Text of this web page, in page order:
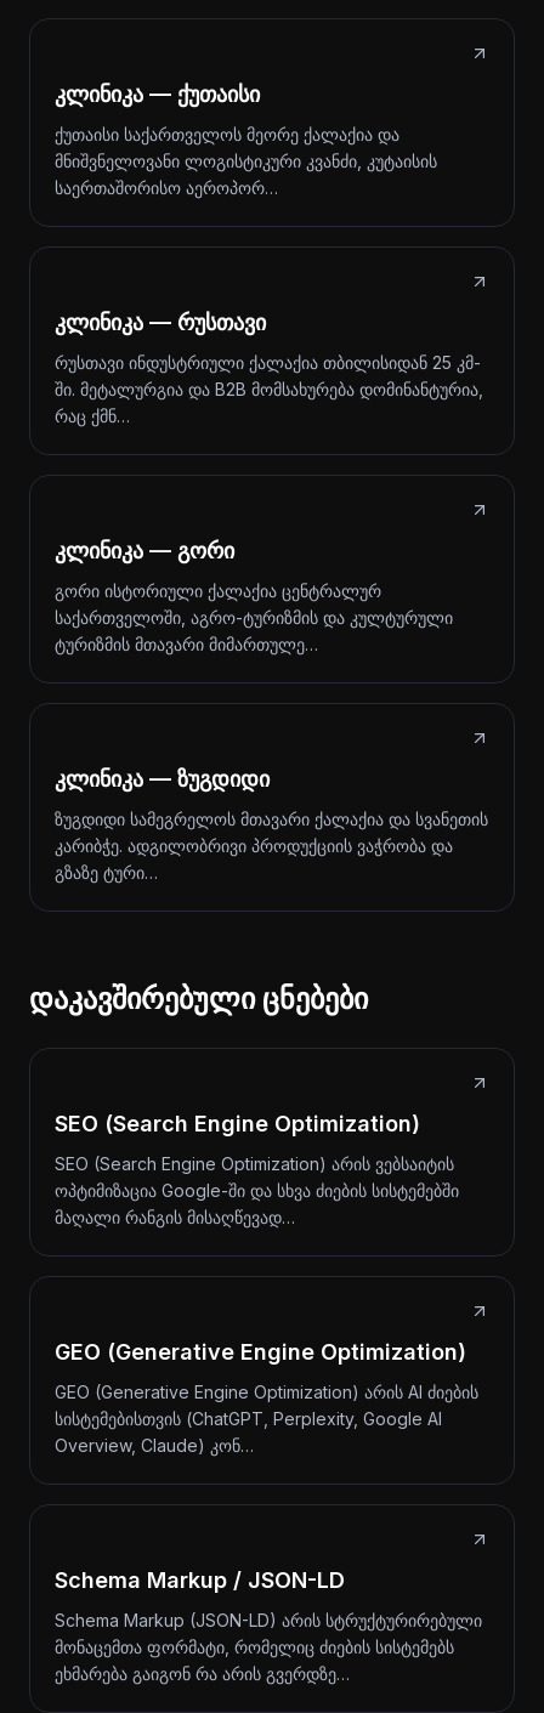
კლინიკა — ქუთაისი
ქუთაისი საქართველოს მეორე ქალაქია და
მნიშვნელოვანი ლოგისტიკური კვანძი, კუტაისის
საერთაშორისო აეროპორ…
კლინიკა — რუსთავი
რუსთავი ინდუსტრიული ქალაქია თბილისიდან 25 კმ-
ში. მეტალურგია და B2B მომსახურება დომინანტურია,
რაც ქმნ…
კლინიკა — გორი
გორი ისტორიული ქალაქია ცენტრალურ
საქართველოში, აგრო-ტურიზმის და კულტურული
ტურიზმის მთავარი მიმართულე…
კლინიკა — ზუგდიდი
ზუგდიდი სამეგრელოს მთავარი ქალაქია და სვანეთის
კარიბჭე. ადგილობრივი პროდუქციის ვაჭრობა და
გზაზე ტური…
დაკავშირებული ცნებები
SEO (Search Engine Optimization)
SEO (Search Engine Optimization) არის ვებსაიტის
ოპტიმიზაცია Google-ში და სხვა ძიების სისტემებში
მაღალი რანგის მისაღწევად…
GEO (Generative Engine Optimization)
GEO (Generative Engine Optimization) არის AI ძიების
სისტემებისთვის (ChatGPT, Perplexity, Google AI
Overview, Claude) კონ…
Schema Markup / JSON-LD
Schema Markup (JSON-LD) არის სტრუქტურირებული
მონაცემთა ფორმატი, რომელიც ძიების სისტემებს
ეხმარება გაიგონ რა არის გვერდზე…